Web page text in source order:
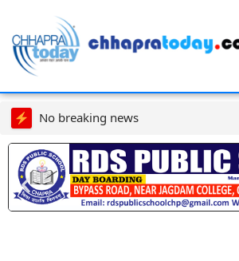
No breaking news